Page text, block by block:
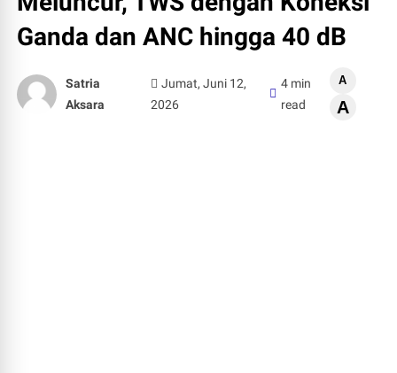
Ganda dan ANC hingga 40 dB
Satria
Aksara
Jumat, Juni 12,
2026
4 min
read
A
A